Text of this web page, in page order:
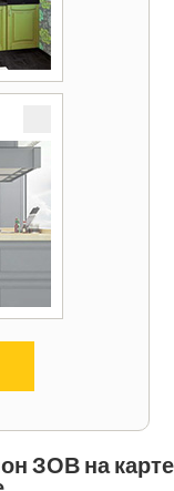
ЗОВ на карте